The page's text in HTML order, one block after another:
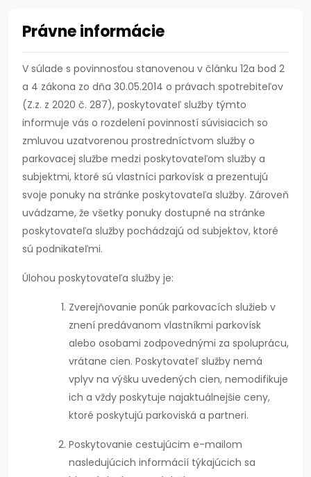
Právne informácie
V súlade s povinnosťou stanovenou v článku 12a bod 2
a 4 zákona zo dňa 30.05.2014 o právach spotrebiteľov
(Z.z. z 2020 č. 287), poskytovateľ služby týmto
informuje vás o rozdelení povinností súvisiacich so
zmluvou uzatvorenou prostredníctvom služby o
parkovacej službe medzi poskytovateľom služby a
subjektmi, ktoré sú vlastníci parkovísk a prezentujú
svoje ponuky na stránke poskytovateľa služby. Zároveň
uvádzame, že všetky ponuky dostupné na stránke
poskytovateľa služby pochádzajú od subjektov, ktoré
sú podnikateľmi.
Úlohou poskytovateľa služby je:
Zverejňovanie ponúk parkovacích služieb v
znení predávanom vlastníkmi parkovísk
alebo osobami zodpovednými za spoluprácu,
vrátane cien. Poskytovateľ služby nemá
vplyv na výšku uvedených cien, nemodifikuje
ich a vždy poskytuje najaktuálnejšie ceny,
ktoré poskytujú parkoviská a partneri.
Poskytovanie cestujúcim e-mailom
nasledujúcich informácií týkajúcich sa